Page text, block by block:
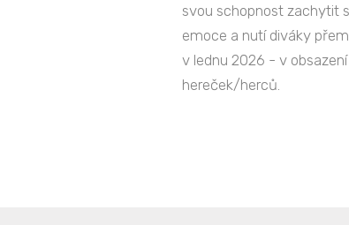
svou schopnost zachytit
emoce a nutí diváky
v lednu 2026 - v
hereček/herců.